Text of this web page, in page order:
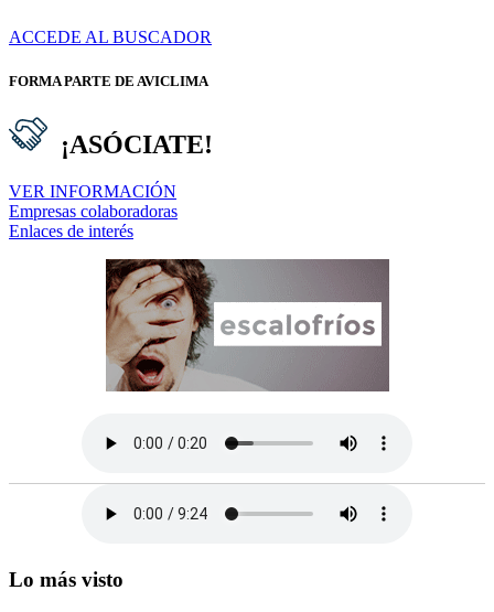
ACCEDE AL BUSCADOR
FORMA PARTE DE AVICLIMA
¡ASÓCIATE!
VER INFORMACIÓN
Empresas colaboradoras
Enlaces de interés
Lo más visto